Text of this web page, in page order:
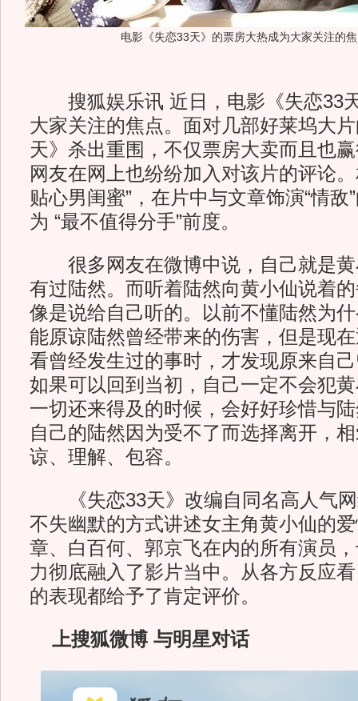
电影《失恋33天》的票房大热成为大家关注的
搜狐娱乐讯 近日，电影《失恋33
大家关注的焦点。面对几部好莱坞大
天》杀出重围，不仅票房大卖而且也
网友在网上也纷纷加入对该片的评论
贴心男闺蜜”，在片中与文章饰演“情敌
为 “最不值得分手”前度。
很多网友在微博中说，自己就是黄
有过陆然。而听着陆然向黄小仙说着
像是说给自己听的。以前不懂陆然为
能原谅陆然曾经带来的伤害，但是现
看曾经发生过的事时，才发现原来自
如果可以回到当初，自己一定不会犯
一切还来得及的时候，会好好珍惜与
自己的陆然因为受不了而选择离开，
谅、理解、包容。
《失恋33天》改编自同名高人气网
不失幽默的方式讲述女主角黄小仙的
章、白百何、郭京飞在内的所有演员
力彻底融入了影片当中。从各方反应
的表现都给予了肯定评价。
上搜狐微博 与明星对话